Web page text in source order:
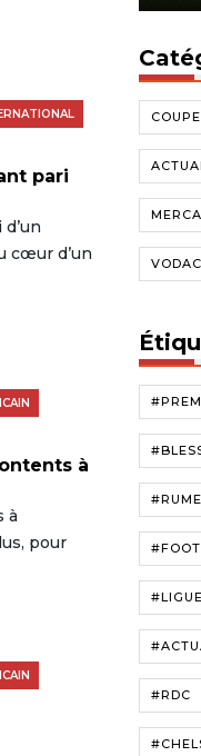
pari
cœur d’un
à
à
pour
#RDC